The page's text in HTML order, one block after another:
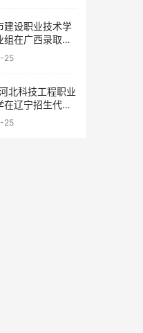
建设职业技术学
组在广西录取分
25
北科技工程职业
在辽宁招生代码
码
25